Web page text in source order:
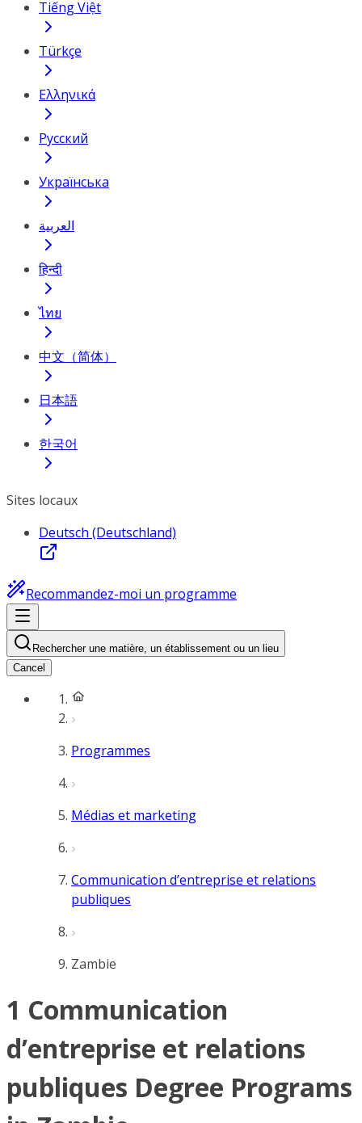
Tiếng Việt
Türkçe
Ελληνικά
Русский
Українська
العربية
हिन्दी
ไทย
中文（简体）
日本語
한국어
Sites locaux
Deutsch (Deutschland)
Recommandez-moi un programme
Rechercher une matière, un établissement ou un lieu
Cancel
Programmes
Médias et marketing
Communication d’entreprise et relations
publiques
Zambie
1 Communication
d’entreprise et relations
publiques Degree Programs